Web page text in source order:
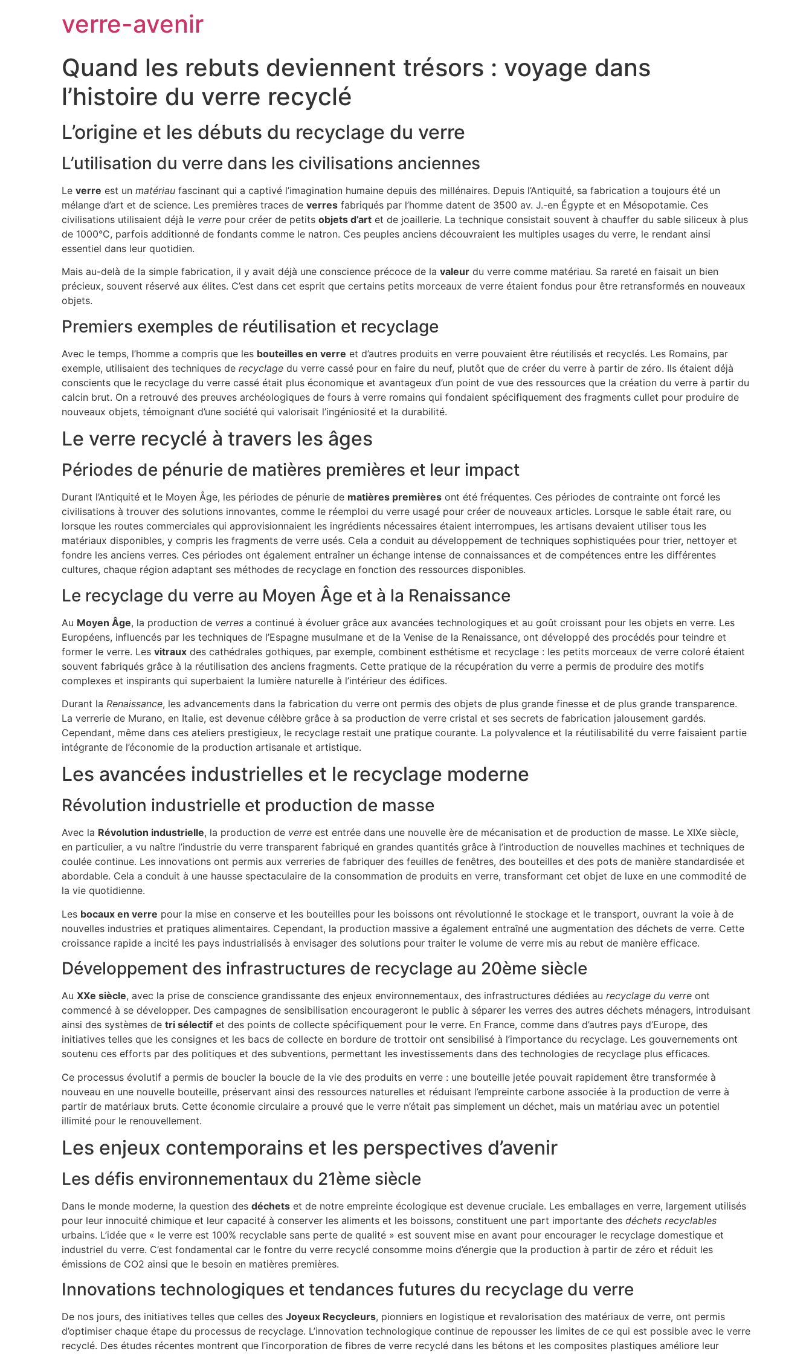
verre-avenir
Quand les rebuts deviennent trésors : voyage dans
l’histoire du verre recyclé
L’origine et les débuts du recyclage du verre
L’utilisation du verre dans les civilisations anciennes
Le verre est un matériau fascinant qui a captivé l’imagination humaine depuis des millénaires. Depuis l’Antiquité, sa fabrication a toujours été un
mélange d’art et de science. Les premières traces de verres fabriqués par l’homme datent de 3500 av. J.-en Égypte et en Mésopotamie. Ces
civilisations utilisaient déjà le verre pour créer de petits objets d’art et de joaillerie. La technique consistait souvent à chauffer du sable siliceux à plus
de 1000°C, parfois additionné de fondants comme le natron. Ces peuples anciens découvraient les multiples usages du verre, le rendant ainsi
essentiel dans leur quotidien.
Mais au-delà de la simple fabrication, il y avait déjà une conscience précoce de la valeur du verre comme matériau. Sa rareté en faisait un bien
précieux, souvent réservé aux élites. C’est dans cet esprit que certains petits morceaux de verre étaient fondus pour être retransformés en nouveaux
objets.
Premiers exemples de réutilisation et recyclage
Avec le temps, l’homme a compris que les bouteilles en verre et d’autres produits en verre pouvaient être réutilisés et recyclés. Les Romains, par
exemple, utilisaient des techniques de recyclage du verre cassé pour en faire du neuf, plutôt que de créer du verre à partir de zéro. Ils étaient déjà
conscients que le recyclage du verre cassé était plus économique et avantageux d’un point de vue des ressources que la création du verre à partir du
calcin brut. On a retrouvé des preuves archéologiques de fours à verre romains qui fondaient spécifiquement des fragments cullet pour produire de
nouveaux objets, témoignant d’une société qui valorisait l’ingéniosité et la durabilité.
Le verre recyclé à travers les âges
Périodes de pénurie de matières premières et leur impact
Durant l’Antiquité et le Moyen Âge, les périodes de pénurie de matières premières ont été fréquentes. Ces périodes de contrainte ont forcé les
civilisations à trouver des solutions innovantes, comme le réemploi du verre usagé pour créer de nouveaux articles. Lorsque le sable était rare, ou
lorsque les routes commerciales qui approvisionnaient les ingrédients nécessaires étaient interrompues, les artisans devaient utiliser tous les
matériaux disponibles, y compris les fragments de verre usés. Cela a conduit au développement de techniques sophistiquées pour trier, nettoyer et
fondre les anciens verres. Ces périodes ont également entraîner un échange intense de connaissances et de compétences entre les différentes
cultures, chaque région adaptant ses méthodes de recyclage en fonction des ressources disponibles.
Le recyclage du verre au Moyen Âge et à la Renaissance
Au Moyen Âge, la production de verres a continué à évoluer grâce aux avancées technologiques et au goût croissant pour les objets en verre. Les
Européens, influencés par les techniques de l’Espagne musulmane et de la Venise de la Renaissance, ont développé des procédés pour teindre et
former le verre. Les vitraux des cathédrales gothiques, par exemple, combinent esthétisme et recyclage : les petits morceaux de verre coloré étaient
souvent fabriqués grâce à la réutilisation des anciens fragments. Cette pratique de la récupération du verre a permis de produire des motifs
complexes et inspirants qui superbaient la lumière naturelle à l’intérieur des édifices.
Durant la Renaissance, les advancements dans la fabrication du verre ont permis des objets de plus grande finesse et de plus grande transparence.
La verrerie de Murano, en Italie, est devenue célèbre grâce à sa production de verre cristal et ses secrets de fabrication jalousement gardés.
Cependant, même dans ces ateliers prestigieux, le recyclage restait une pratique courante. La polyvalence et la réutilisabilité du verre faisaient partie
intégrante de l’économie de la production artisanale et artistique.
Les avancées industrielles et le recyclage moderne
Révolution industrielle et production de masse
Avec la Révolution industrielle, la production de verre est entrée dans une nouvelle ère de mécanisation et de production de masse. Le XIXe siècle,
en particulier, a vu naître l’industrie du verre transparent fabriqué en grandes quantités grâce à l’introduction de nouvelles machines et techniques de
coulée continue. Les innovations ont permis aux verreries de fabriquer des feuilles de fenêtres, des bouteilles et des pots de manière standardisée et
abordable. Cela a conduit à une hausse spectaculaire de la consommation de produits en verre, transformant cet objet de luxe en une commodité de
la vie quotidienne.
Les bocaux en verre pour la mise en conserve et les bouteilles pour les boissons ont révolutionné le stockage et le transport, ouvrant la voie à de
nouvelles industries et pratiques alimentaires. Cependant, la production massive a également entraîné une augmentation des déchets de verre. Cette
croissance rapide a incité les pays industrialisés à envisager des solutions pour traiter le volume de verre mis au rebut de manière efficace.
Développement des infrastructures de recyclage au 20ème siècle
Au XXe siècle, avec la prise de conscience grandissante des enjeux environnementaux, des infrastructures dédiées au recyclage du verre ont
commencé à se développer. Des campagnes de sensibilisation encourageront le public à séparer les verres des autres déchets ménagers, introduisant
ainsi des systèmes de tri sélectif et des points de collecte spécifiquement pour le verre. En France, comme dans d’autres pays d’Europe, des
initiatives telles que les consignes et les bacs de collecte en bordure de trottoir ont sensibilisé à l’importance du recyclage. Les gouvernements ont
soutenu ces efforts par des politiques et des subventions, permettant les investissements dans des technologies de recyclage plus efficaces.
Ce processus évolutif a permis de boucler la boucle de la vie des produits en verre : une bouteille jetée pouvait rapidement être transformée à
nouveau en une nouvelle bouteille, préservant ainsi des ressources naturelles et réduisant l’empreinte carbone associée à la production de verre à
partir de matériaux bruts. Cette économie circulaire a prouvé que le verre n’était pas simplement un déchet, mais un matériau avec un potentiel
illimité pour le renouvellement.
Les enjeux contemporains et les perspectives d’avenir
Les défis environnementaux du 21ème siècle
Dans le monde moderne, la question des déchets et de notre empreinte écologique est devenue cruciale. Les emballages en verre, largement utilisés
pour leur innocuité chimique et leur capacité à conserver les aliments et les boissons, constituent une part importante des déchets recyclables
urbains. L’idée que « le verre est 100% recyclable sans perte de qualité » est souvent mise en avant pour encourager le recyclage domestique et
industriel du verre. C’est fondamental car le fontre du verre recyclé consomme moins d’énergie que la production à partir de zéro et réduit les
émissions de CO2 ainsi que le besoin en matières premières.
Innovations technologiques et tendances futures du recyclage du verre
De nos jours, des initiatives telles que celles des Joyeux Recycleurs, pionniers en logistique et revalorisation des matériaux de verre, ont permis
d’optimiser chaque étape du processus de recyclage. L’innovation technologique continue de repousser les limites de ce qui est possible avec le verre
recyclé. Des études récentes montrent que l’incorporation de fibres de verre recyclé dans les bétons et les composites plastiques améliore leur